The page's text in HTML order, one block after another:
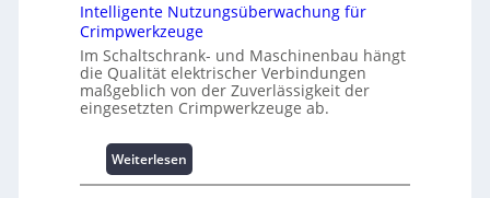
u
m
L
a
s
s
p
i
Intelligente Nutzungsüberwachung für
Crimpwerkzeuge
Im Schaltschrank- und Maschinenbau hängt
die Qualität elektrischer Verbindungen
maßgeblich von der Zuverlässigkeit der
eingesetzten Crimpwerkzeuge ab.
Weiterlesen
I